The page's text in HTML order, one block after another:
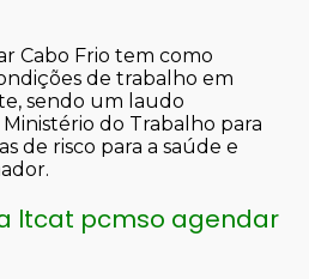
Cabo Frio tem como
de trabalho em
sendo um laudo
do Trabalho para
de risco para a saúde e
ltcat pcmso agendar